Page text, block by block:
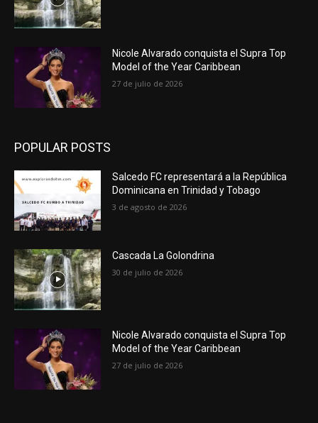
Nicole Alvarado conquista el Supra Top
Model of the Year Caribbean
27 de julio de 2026
POPULAR POSTS
Salcedo FC representará a la República
Dominicana en Trinidad y Tobago
3 de agosto de 2026
Cascada La Golondrina
30 de julio de 2026
Nicole Alvarado conquista el Supra Top
Model of the Year Caribbean
27 de julio de 2026